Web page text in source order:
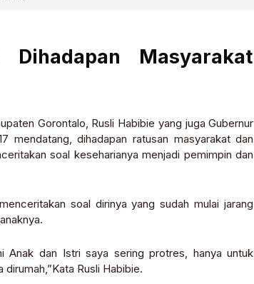
Masyarakat
Gorontalo, Rusli Habibie yang juga Gubernur
mendatang, dihadapan ratusan masyarakat dan
soal keseharianya menjadi pemimpin dan
soal dirinya yang sudah mulai jarang
Anak dan Istri saya sering protres, hanya untuk
Rusli Habibie.